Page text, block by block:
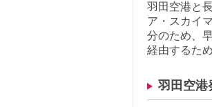
羽田空港と
ア・スカイ
分のため、
経由するた
羽田空港